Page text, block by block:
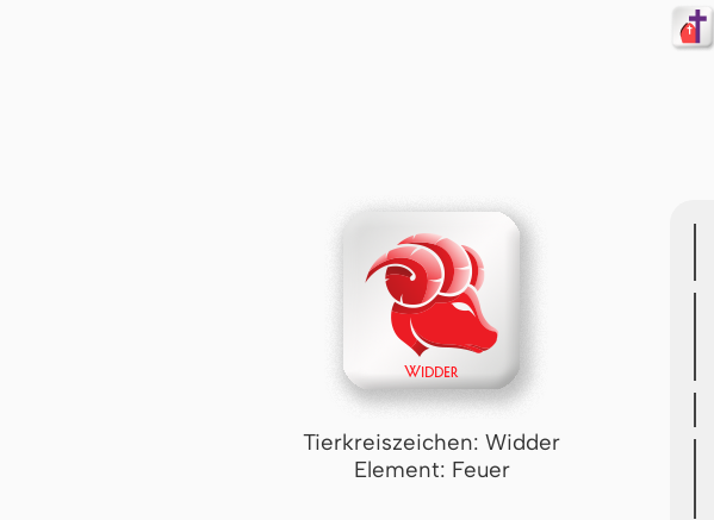
Tierkreiszeichen: Widder
Element: Feuer